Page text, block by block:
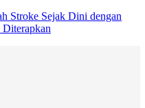
Stroke Sejak Dini dengan
Diterapkan